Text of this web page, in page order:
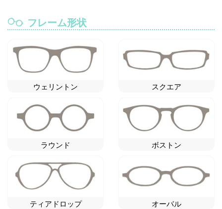
フレーム形状
ウェリントン スクエア
ラウンド ボストン
ティアドロップ
オーバル